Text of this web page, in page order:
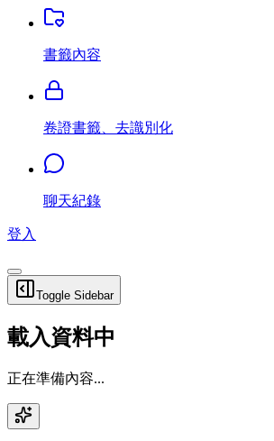
書籤內容
卷證書籤、去識別化
聊天紀錄
登入
Toggle Sidebar
載入資料中
正在準備內容...